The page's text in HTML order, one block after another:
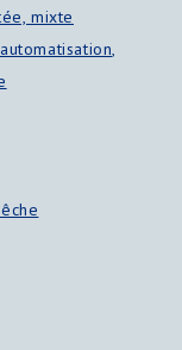
mixte